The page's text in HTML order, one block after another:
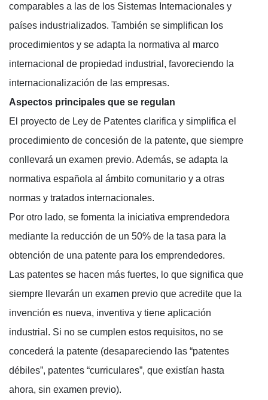
comparables a las de los Sistemas Internacionales y
países industrializados. También se simplifican los
procedimientos y se adapta la normativa al marco
internacional de propiedad industrial, favoreciendo la
internacionalización de las empresas.
Aspectos principales que se regulan
El proyecto de Ley de Patentes clarifica y simplifica el
procedimiento de concesión de la patente, que siempre
conllevará un examen previo. Además, se adapta la
normativa española al ámbito comunitario y a otras
normas y tratados internacionales.
Por otro lado, se fomenta la iniciativa emprendedora
mediante la reducción de un 50% de la tasa para la
obtención de una patente para los emprendedores.
Las patentes se hacen más fuertes, lo que significa que
siempre llevarán un examen previo que acredite que la
invención es nueva, inventiva y tiene aplicación
industrial. Si no se cumplen estos requisitos, no se
concederá la patente (desapareciendo las “patentes
débiles”, patentes “curriculares”, que existían hasta
ahora, sin examen previo).